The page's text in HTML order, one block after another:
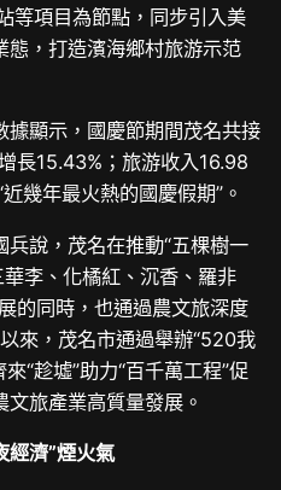
等項目為節點，同步引入美
態，打造濱海鄉村旅游示范
據顯示，國慶節期間茂名共接
長15.43%；旅游收入16.98
幾年最火熱的國慶假期”。
說，茂名在推動“五棵樹一
李、化橘紅、沉香、羅非
的同時，也通過農文旅深度
來，茂名市通過舉辦“520我
“趁墟”助力“百千萬工程”促
旅產業高質量發展。
經濟”煙火氣